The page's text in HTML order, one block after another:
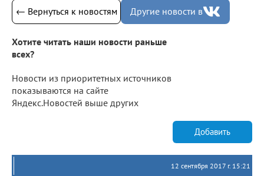
← Вернуться к новостям Другие новости в
Хотите читать наши новости раньше
всех?
Новости из приоритетных источников
показываются на сайте
Яндекс.Новостей выше других
Добавить
12 сентября 2017 г. 15:21